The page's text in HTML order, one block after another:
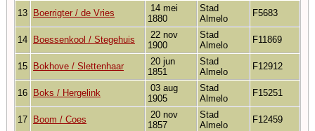
13 Boerrigter / de Vries
14 mei
1880
Stad
Almelo
F5683
14 Boessenkool / Stegehuis
22 nov
1900
Stad
Almelo
F11869
15 Bokhove / Slettenhaar
20 jun
1851
Stad
Almelo
F12912
16 Boks / Hergelink
03 aug
1905
Stad
Almelo
F15251
17 Boom / Coes
20 nov
1857
Stad
Almelo
F12459